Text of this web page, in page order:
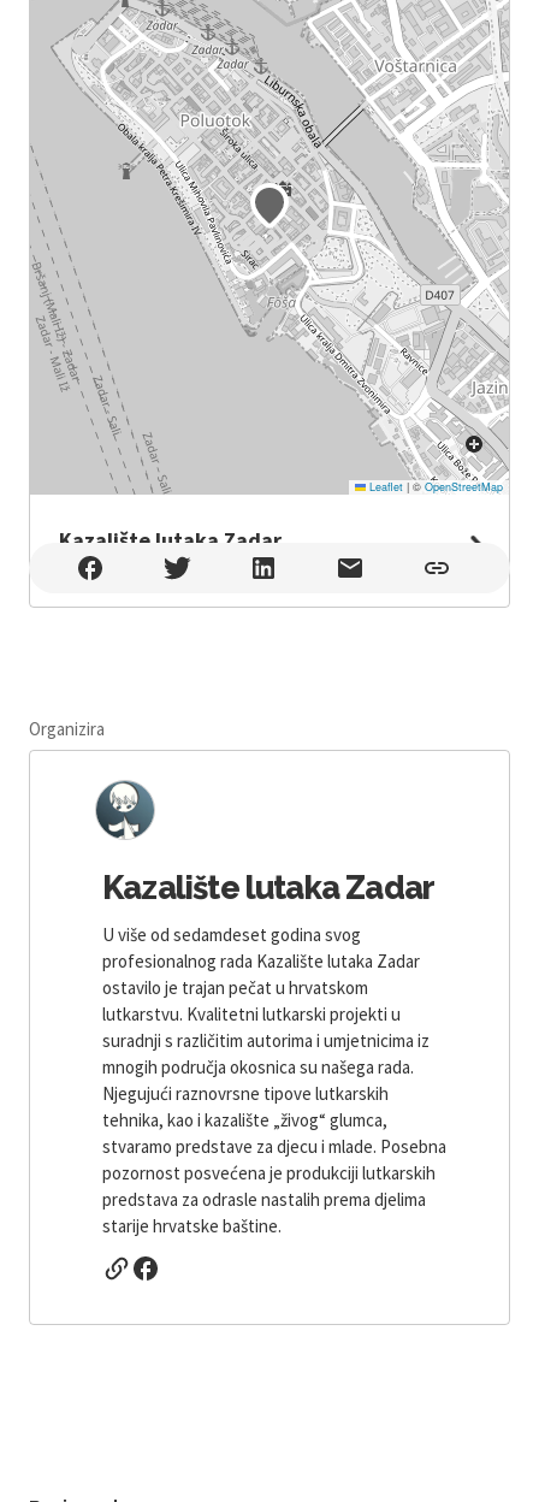
Leaflet |© OpenStreetMap
Kazalište lutaka Zadar
Kazalište lutaka Zadar , Zadar
Organizira
Kazalište lutaka Zadar
U više od sedamdeset godina svog
profesionalnog rada Kazalište lutaka Zadar
ostavilo je trajan pečat u hrvatskom
lutkarstvu. Kvalitetni lutkarski projekti u
suradnji s različitim autorima i umjetnicima iz
mnogih područja okosnica su našega rada.
Njegujući raznovrsne tipove lutkarskih
tehnika, kao i kazalište „živog“ glumca,
stvaramo predstave za djecu i mlade. Posebna
pozornost posvećena je produkciji lutkarskih
predstava za odrasle nastalih prema djelima
starije hrvatske baštine.